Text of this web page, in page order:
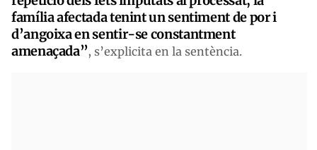
família afectada tenint un sentiment de por i
d’angoixa en sentir-se constantment
amenaçada”, s’explicita en la sentència.